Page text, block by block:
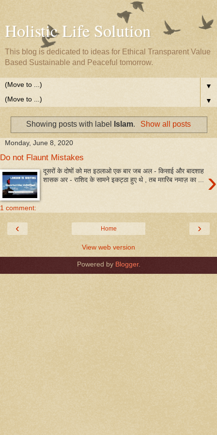
Holistic Life Solution
This blog is dedicated to ideas for Ethical Transparent Value
Based Sustainable and Peaceful tomorrow.
▼
▼
Showing posts with label Islam. Show all posts
Monday, June 8, 2020
Do not Flaunt Mistakes
›
दूसरों के दोषों को मत इठलाओ एक बार जब अल - किसाई और बादशाह
शासक अर - राशिद के सामने इकट्ठा हुए थे , तब मग़रिब नमाज़ का ...
1 comment:
‹ ›
Home
View web version
Powered by Blogger.